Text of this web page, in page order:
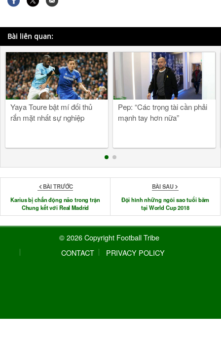
Bài liên quan:
Yaya Toure bật mí đối thủ
rắn mặt nhất sự nghiệp
Pep: “Các trọng tài cần phải
mạnh tay hơn nữa”
BÀI TRƯỚC
Karius bị chấn động não trong trận
Chung kết với Real Madrid
BÀI SAU
Đội hình những ngôi sao tuổi băm
tại World Cup 2018
© 2026 Copyright Football Tribe
CONTACT
PRIVACY POLICY